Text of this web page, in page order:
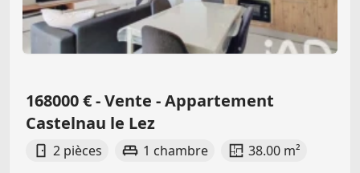
168000 € - Vente - Appartement
Castelnau le Lez
2 pièces 1 chambre
38.00 m²